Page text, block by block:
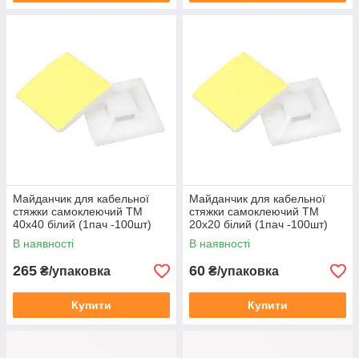
Майданчик для кабельної
стяжки самоклеючий TM
40х40 білий (1пач -100шт)
В наявності
265 ₴/упаковка
Купити
Майданчик для кабельної
стяжки самоклеючий TM
20х20 білий (1пач -100шт)
В наявності
60 ₴/упаковка
Купити